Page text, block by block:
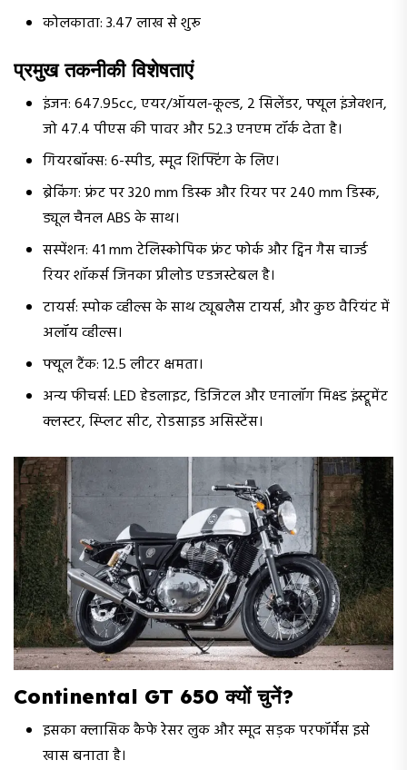
कोलकाता: ₹3.47 लाख से शुरू
प्रमुख तकनीकी विशेषताएं
इंजन: 647.95cc, एयर/ऑयल-कूल्ड, 2 सिलेंडर, फ्यूल इंजेक्शन,
जो 47.4 पीएस की पावर और 52.3 एनएम टॉर्क देता है।
गियरबॉक्स: 6-स्पीड, स्मूद शिफ्टिंग के लिए।
ब्रेकिंग: फ्रंट पर 320 mm डिस्क और रियर पर 240 mm डिस्क,
ड्यूल चैनल ABS के साथ।
सस्पेंशन: 41 mm टेलिस्कोपिक फ्रंट फोर्क और ट्विन गैस चार्ज्ड
रियर शॉकर्स जिनका प्रीलोड एडजस्टेबल है।
टायर्स: स्पोक व्हील्स के साथ ट्यूबलैस टायर्स, और कुछ वैरियंट में
अलॉय व्हील्स।
फ्यूल टैंक: 12.5 लीटर क्षमता।
अन्य फीचर्स: LED हेडलाइट, डिजिटल और एनालॉग मिक्स्ड इंस्ट्रूमेंट
क्लस्टर, स्प्लिट सीट, रोडसाइड असिस्टेंस।
Continental GT 650 क्यों चुनें?
इसका क्लासिक कैफे रेसर लुक और स्मूद सड़क परफॉर्मेंस इसे
खास बनाता है।